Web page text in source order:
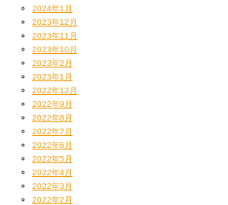
2024年1月
2023年12月
2023年11月
2023年10月
2023年2月
2023年1月
2022年12月
2022年9月
2022年8月
2022年7月
2022年6月
2022年5月
2022年4月
2022年3月
2022年2月